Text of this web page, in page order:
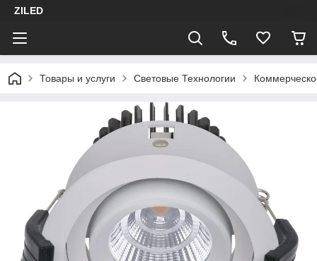
ZILED
Товары и услуги Световые Технологии